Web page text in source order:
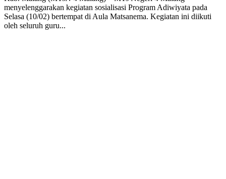
menyelenggarakan kegiatan sosialisasi Program Adiwiyata pada
Selasa (10/02) bertempat di Aula Matsanema. Kegiatan ini diikuti
oleh seluruh guru...